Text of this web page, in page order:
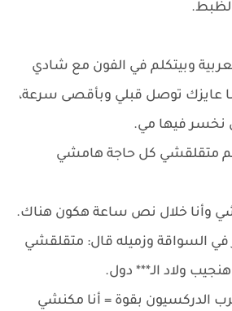
وبيتكلم في الفون مع شادي
عايزك توصل قبلي وبأقصى سرعة،
نخسر فيها مي.
متقلقشي كل حاجة هامشي
وأنا خلال نص ساعة هكون هناك.
السواقة وزميله قال: متقلقشي
ولاد الـ*** دول.
الدركسيون بقوة = أنا مكنشي